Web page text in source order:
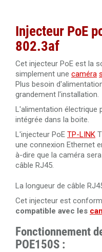
Injecteur PoE
802.3af
Cet injecteur PoE est la
simplement une caméra
Plus besoin
grandement l'installation.
L'alimentation électrique
intégrée dans la boite.
L'injecteur PoE TP-LINK
une connexion Ethernet
à-dire que la caméra
câble RJ45.
La longueur de câble
Cet injecteur est
compatible avec les
Fonctionnement
POE150S :